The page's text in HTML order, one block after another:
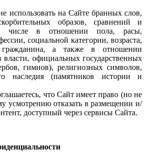
использовать на Сайте бранных слов,
образов, сравнений и
числе в отношении пола, расы,
социальной категории, возраста,
а также в отношении
власти, официальных государственных
гимнов), религиозных символов,
наследия (памятников истории и
что Сайт имеет право (но не
усмотрению отказать в размещении и/
доступный через сервисы Сайта.